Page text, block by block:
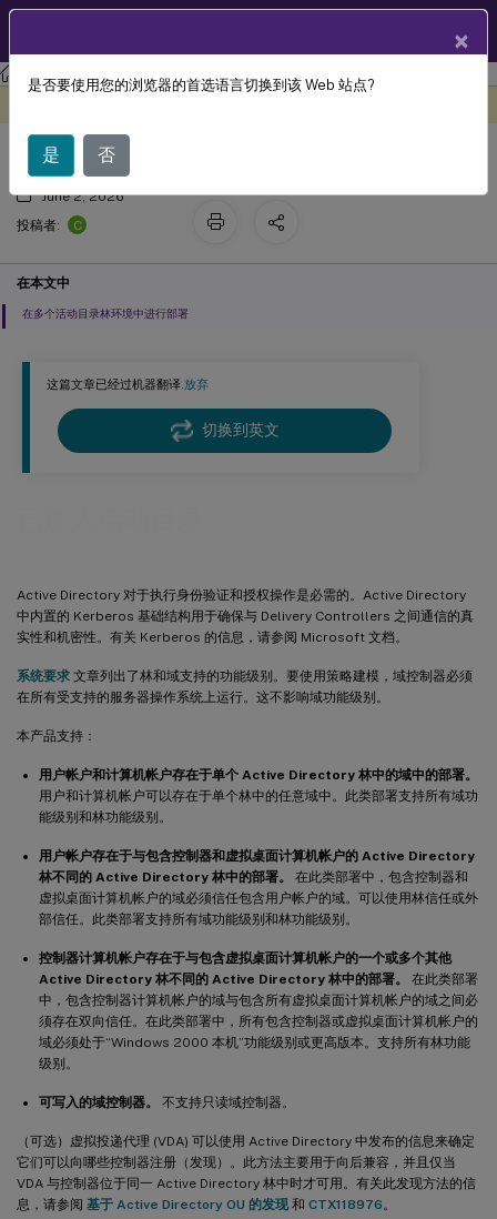
这篇文章已经过机器翻译.放弃
切换到英文
Active Directory 对于执行身份验证和授权操作是必需的。Active Directory
中内置的 Kerberos 基础结构用于确保与 Delivery Controllers 之间通信的真
实性和机密性。有关 Kerberos 的信息，请参阅 Microsoft 文档。
系统要求 文章列出了林和域支持的功能级别。要使用策略建模，域控制器必须
在所有受支持的服务器操作系统上运行。这不影响域功能级别。
本产品支持：
用户帐户和计算机帐户存在于单个 Active Directory 林中的域中的部署。
用户和计算机帐户可以存在于单个林中的任意域中。此类部署支持所有域功
能级别和林功能级别。
用户帐户存在于与包含控制器和虚拟桌面计算机帐户的 Active Directory
林不同的 Active Directory 林中的部署。
在此类部署中，包含控制器和
虚拟桌面计算机帐户的域必须信任包含用户帐户的域。可以使用林信任或外
部信任。此类部署支持所有域功能级别和林功能级别。
控制器计算机帐户存在于与包含虚拟桌面计算机帐户的一个或多个其他
Active Directory 林不同的 Active Directory 林中的部署。
在此类部署
中，包含控制器计算机帐户的域与包含所有虚拟桌面计算机帐户的域之间必
须存在双向信任。在此类部署中，所有包含控制器或虚拟桌面计算机帐户的
域必须处于“Windows 2000 本机”功能级别或更高版本。支持所有林功能
级别。
可写入的域控制器。 不支持只读域控制器。
（可选）虚拟投递代理 (VDA) 可以使用 Active Directory 中发布的信息来确定
它们可以向哪些控制器注册（发现）。此方法主要用于向后兼容，并且仅当
VDA 与控制器位于同一 Active Directory 林中时才可用。有关此发现方法的信
息，请参阅 基于 Active Directory OU 的发现和 CTX118976 。
已加入活动目录
June 2, 2026
投稿者:
C
在本文中
在多个活动目录林环境中进行部署
×
是否要使用您的浏览器的首选语言切换到该 Web 站点?
是 否